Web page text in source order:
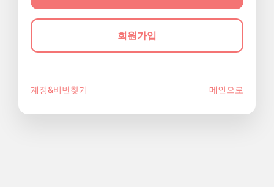
회원가입
계정&비번찾기 메인으로